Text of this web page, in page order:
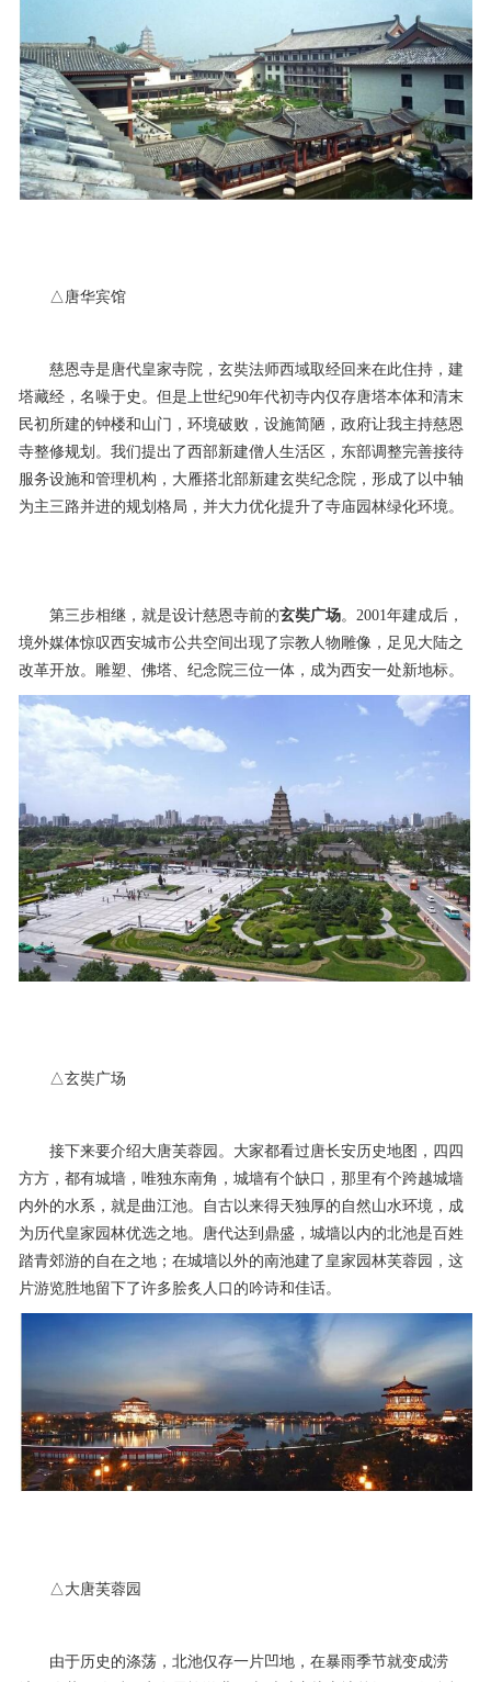
△唐华宾馆
慈恩寺是唐代皇家寺院，玄奘法师西域取经回来在此住持，建
塔藏经，名噪于史。但是上世纪90年代初寺内仅存唐塔本体和清末
民初所建的钟楼和山门，环境破败，设施简陋，政府让我主持慈恩
寺整修规划。我们提出了西部新建僧人生活区，东部调整完善接待
服务设施和管理机构，大雁搭北部新建玄奘纪念院，形成了以中轴
为主三路并进的规划格局，并大力优化提升了寺庙园林绿化环境。
第三步相继，就是设计慈恩寺前的玄奘广场。2001年建成后，
境外媒体惊叹西安城市公共空间出现了宗教人物雕像，足见大陆之
改革开放。雕塑、佛塔、纪念院三位一体，成为西安一处新地标。
△玄奘广场
接下来要介绍大唐芙蓉园。大家都看过唐长安历史地图，四四
方方，都有城墙，唯独东南角，城墙有个缺口，那里有个跨越城墙
内外的水系，就是曲江池。自古以来得天独厚的自然山水环境，成
为历代皇家园林优选之地。唐代达到鼎盛，城墙以内的北池是百姓
踏青郊游的自在之地；在城墙以外的南池建了皇家园林芙蓉园，这
片游览胜地留下了许多脍炙人口的吟诗和佳话。
△大唐芙蓉园
由于历史的涤荡，北池仅存一片凹地，在暴雨季节就变成涝